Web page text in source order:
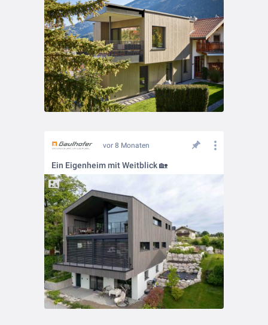
vor 8 Monaten
Ein Eigenheim mit Weitblick 🏡